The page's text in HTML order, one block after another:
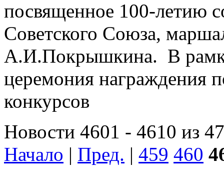
посвященное 100-летию
Советского Союза,
А.И.Покрышкина. В
церемония награждения
конкурсов
Новости 4601 - 4610 из
Начало | Пред. | 459 460